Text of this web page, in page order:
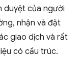
duyệt của người
nhận và đặt
giao dịch và rất
có cấu trúc.